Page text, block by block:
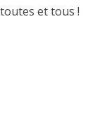
et tous !